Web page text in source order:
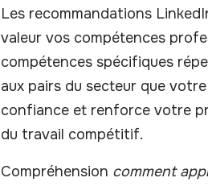
Les recommandations
valeur vos compétences
compétences spécifiques
aux pairs du secteur que
confiance et renforce votre
du travail compétitif.
Compréhension comment